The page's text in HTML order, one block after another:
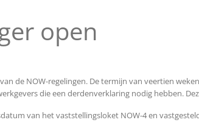
open
de NOW-regelingen. De termijn van veertien
die een derdenverklaring nodig hebben.
van het vaststellingsloket NOW-4 en